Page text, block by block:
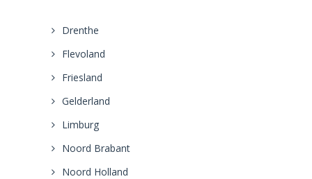
Drenthe
Flevoland
Friesland
Gelderland
Limburg
Noord Brabant
Noord Holland